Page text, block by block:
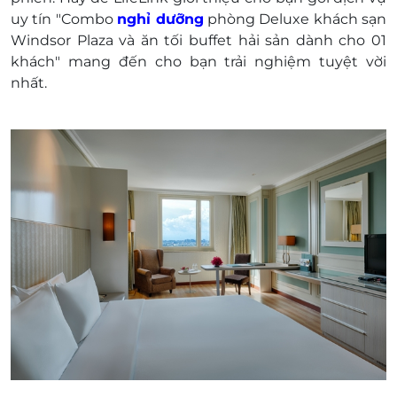
20/10/2022; 24/12/2022; 31/12/2022
Một khách hàng được mua nhiều voucher
Không áp dụng đồng thời với bất kỳ chương
trình khuyến mại, ưu đãi nào khác của Khách
sạn
không được hoàn tiền khi khách không sử dụng
trong thời gian E-Voucher còn hiệu lực, không
gia hạn khi voucher hết hạn sử dụng.
Đặt phòng đã được trả trước, không được hoàn,
hủy
Tất cả các khoản phụ thu và thanh toán phát
sinh khác, Khách hàng vui lòng thanh toán trực
tiếp tại Khách sạn.
uy tín "Combo nghỉ dưỡng phòng Deluxe khách sạn
Windsor Plaza và ăn tối buffet hải sản dành cho 01
khách" mang đến cho bạn trải nghiệm tuyệt vời
nhất.